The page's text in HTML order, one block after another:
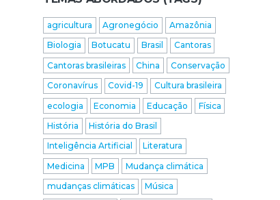
agricultura Agronegócio
Amazônia
Biologia
Botucatu Brasil
Cantoras
Cantoras brasileiras
China
Conservação
Coronavírus
Covid-19
Cultura brasileira
ecologia
Economia Educação
Física
História
História do Brasil
Inteligência Artificial
Literatura
Medicina
MPB
Mudança climática
mudanças climáticas
Música